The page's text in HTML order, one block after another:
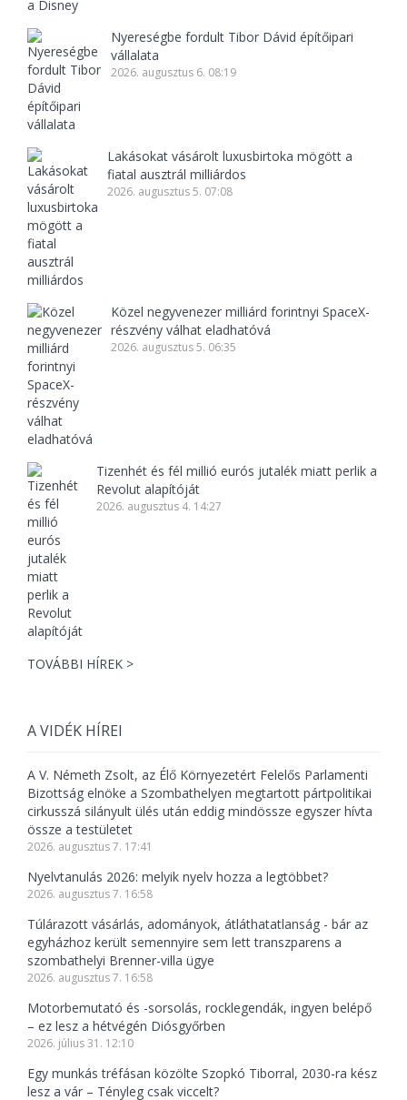
Nyereségbe fordult Tibor Dávid építőipari
vállalata
2026. augusztus 6. 08:19
Lakásokat vásárolt luxusbirtoka mögött a
fiatal ausztrál milliárdos
2026. augusztus 5. 07:08
Közel negyvenezer milliárd forintnyi SpaceX-
részvény válhat eladhatóvá
2026. augusztus 5. 06:35
Tizenhét és fél millió eurós jutalék miatt perlik a
Revolut alapítóját
2026. augusztus 4. 14:27
TOVÁBBI HÍREK >
A VIDÉK HÍREI
A V. Németh Zsolt, az Élő Környezetért Felelős Parlamenti
Bizottság elnöke a Szombathelyen megtartott pártpolitikai
cirkusszá silányult ülés után eddig mindössze egyszer hívta
össze a testületet
2026. augusztus 7. 17:41
Nyelvtanulás 2026: melyik nyelv hozza a legtöbbet?
2026. augusztus 7. 16:58
Túlárazott vásárlás, adományok, átláthatatlanság - bár az
egyházhoz került semennyire sem lett transzparens a
szombathelyi Brenner-villa ügye
2026. augusztus 7. 16:58
Motorbemutató és -sorsolás, rocklegendák, ingyen belépő
– ez lesz a hétvégén Diósgyőrben
2026. július 31. 12:10
Egy munkás tréfásan közölte Szopkó Tiborral, 2030-ra kész
lesz a vár – Tényleg csak viccelt?